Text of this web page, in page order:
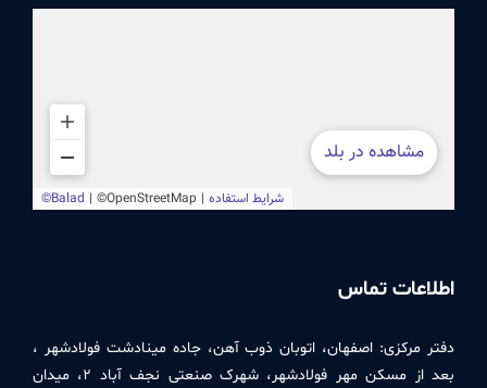
اطلاعات تماس
دفتر مركزی: اصفهان، اتوبان ذوب آهن، جاده مینادشت فولادشهر ،
بعد از مسکن مهر فولادشهر، شهرک صنعتی نجف آباد ۲، میدان